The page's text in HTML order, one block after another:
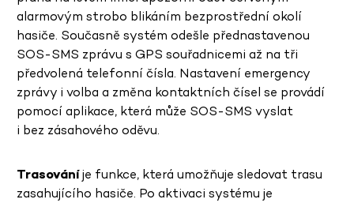
alarmovým strobo blikáním bezprostřední okolí
hasiče. Současně systém odešle přednastavenou
SOS-SMS zprávu s GPS souřadnicemi až na tři
předvolená telefonní čísla. Nastavení emergency
zprávy i volba a změna kontaktních čísel se provádí
pomocí aplikace, která může SOS-SMS vyslat
i bez zásahového oděvu.
Trasováníje funkce, která umožňuje sledovat trasu
zasahujícího hasiče. Po aktivaci systému je